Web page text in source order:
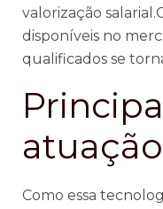
valorização
disponíveis no
qualificados se
atuação
Como essa